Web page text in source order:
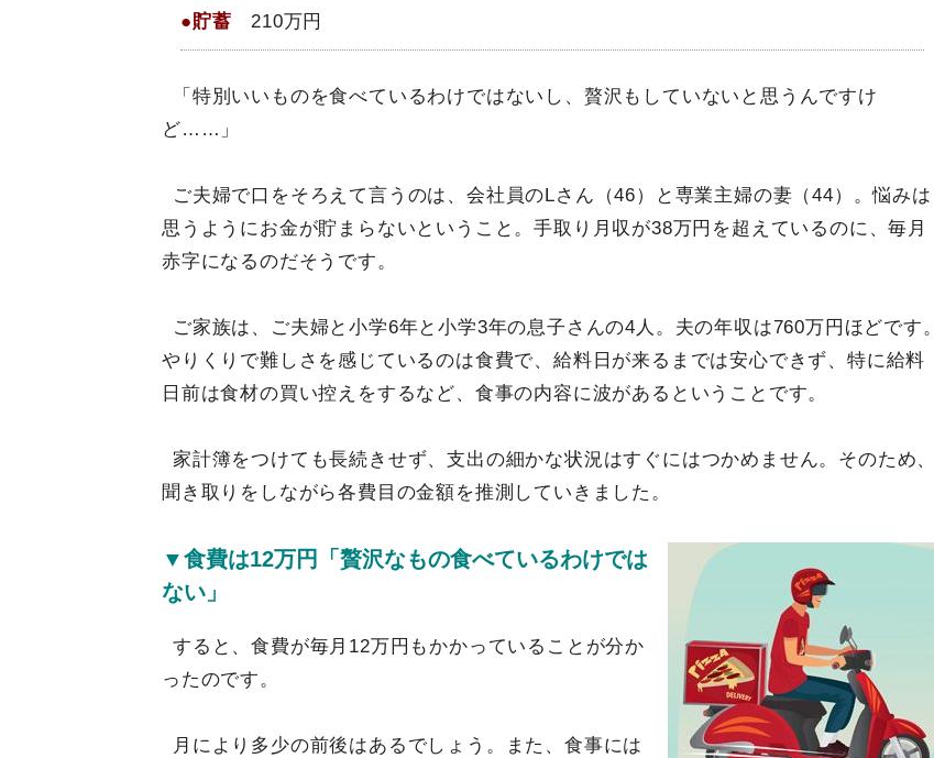
●貯蓄 210万円
「特別いいものを食べているわけではないし、贅沢もしていないと思うんですけ
ど……」
ご夫婦で口をそろえて言うのは、会社員のLさん（46）と専業主婦の妻（44）。悩みは
思うようにお金が貯まらないということ。手取り月収が38万円を超えているのに、毎月
赤字になるのだそうです。
ご家族は、ご夫婦と小学6年と小学3年の息子さんの4人。夫の年収は760万円ほどです。
やりくりで難しさを感じているのは食費で、給料日が来るまでは安心できず、特に給料
日前は食材の買い控えをするなど、食事の内容に波があるということです。
家計簿をつけても長続きせず、支出の細かな状況はすぐにはつかめません。そのため、
聞き取りをしながら各費目の金額を推測していきました。
▼食費は12万円「贅沢なもの食べているわけでは
ない」
すると、食費が毎月12万円もかかっていることが分か
ったのです。
月により多少の前後はあるでしょう。また、食事には